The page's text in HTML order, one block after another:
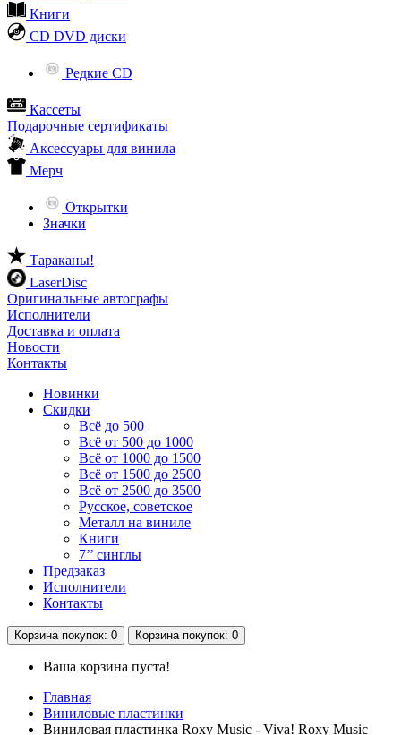
Книги
CD DVD диски
Редкие CD
Кассеты
Подарочные сертификаты
Аксессуары для винила
Мерч
Открытки
Значки
Тараканы!
LaserDisc
Оригинальные автографы
Исполнители
Доставка и оплата
Новости
Контакты
Новинки
Скидки
Всё до 500
Всё от 500 до 1000
Всё от 1000 до 1500
Всё от 1500 до 2500
Всё от 2500 до 3500
Русское, советское
Металл на виниле
Книги
7’’ синглы
Предзаказ
Исполнители
Контакты
Корзина покупок: 0 Корзина покупок: 0
Ваша корзина пуста!
Главная
Виниловые пластинки
Виниловая пластинка Roxy Music - Viva! Roxy Music